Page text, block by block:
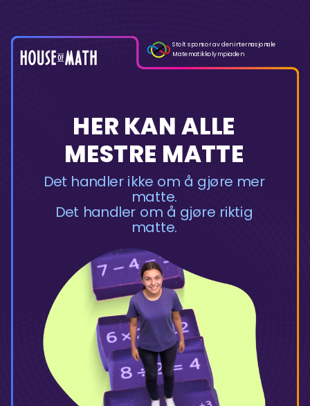
Stolt sponsor av den internasjonale
Matematikkolympiaden
HER KAN ALLE
MESTRE MATTE
Det handler ikke om å gjøre mer
matte.
Det handler om å gjøre riktig
matte.